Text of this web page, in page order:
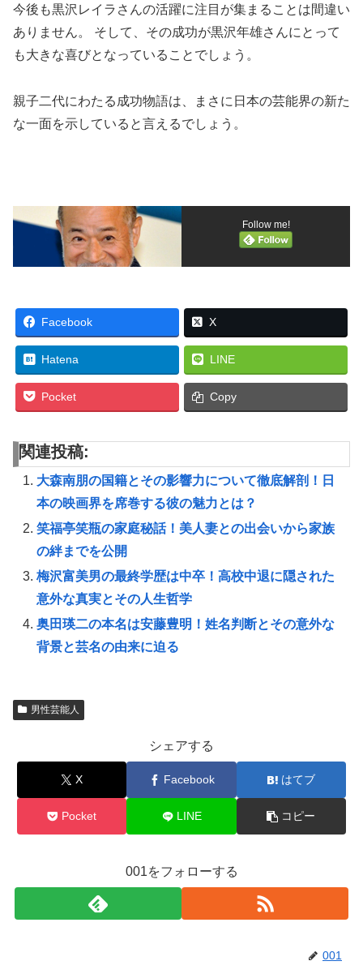
今後も黒沢レイラさんの活躍に注目が集まることは間違い
ありません。 そして、その成功が黒沢年雄さんにとって
も大きな喜びとなっていることでしょう。
親子二代にわたる成功物語は、まさに日本の芸能界の新た
な一面を示していると言えるでしょう。
Follow me!
Facebook X
Hatena LINE
Pocket Copy
関連投稿:
大森南朋の国籍とその影響力について徹底解剖！日
本の映画界を席巻する彼の魅力とは？
笑福亭笑瓶の家庭秘話！美人妻との出会いから家族
の絆までを公開
梅沢富美男の最終学歴は中卒！高校中退に隠された
意外な真実とその人生哲学
奥田瑛二の本名は安藤豊明！姓名判断とその意外な
背景と芸名の由来に迫る
男性芸能人
シェアする
X Facebook はてブ
Pocket LINE コピー
001をフォローする
001